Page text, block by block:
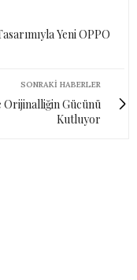
Yeni OPPO
SONRAKI HABERLER
Orijinalliğin Gücünü
Kutluyor